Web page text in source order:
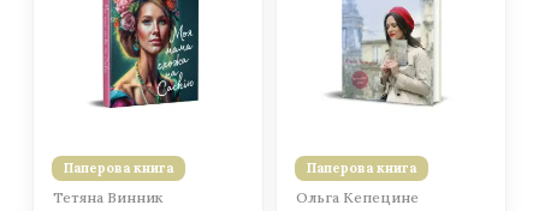
Паперова книга
Тетяна Винник
Паперова книга
Ольга Кепецине